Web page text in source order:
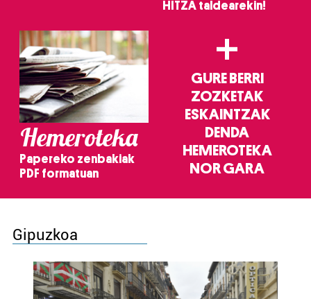
HITZA taldearekin!
Hemeroteka
Papereko zenbakiak
PDF formatuan
+
GURE BERRI
ZOZKETAK
ESKAINTZAK
DENDA
HEMEROTEKA
NOR GARA
Gipuzkoa